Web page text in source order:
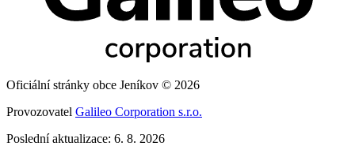
Oficiální stránky obce Jeníkov © 2026
Provozovatel Galileo Corporation s.r.o.
Poslední aktualizace: 6. 8. 2026